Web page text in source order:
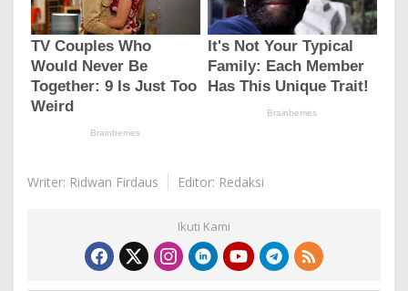
Writer: Ridwan Firdaus Editor: Redaksi
Ikuti Kami